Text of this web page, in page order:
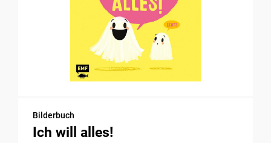
Bilderbuch
Ich will alles!